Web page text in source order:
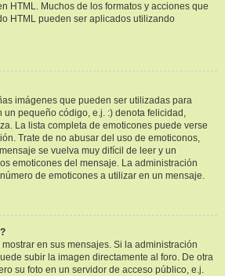
HTML. Muchos de los formatos y acciones que
HTML pueden ser aplicados utilizando
imágenes que pueden ser utilizadas para
un pequeño código, e.j. :) denota felicidad,
La lista completa de emoticones puede verse
Trate de no abusar del uso de emoticonos,
se vuelva muy difícil de leer y un
emoticones del mensaje. La administración
de emoticones a utilizar en un mensaje.
en sus mensajes. Si la administración
subir la imagen directamente al foro. De otra
su foto en un servidor de acceso público, e.j.